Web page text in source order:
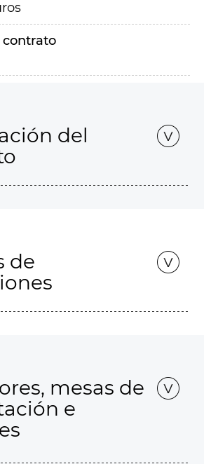
contrato
del
de
mesas de
e